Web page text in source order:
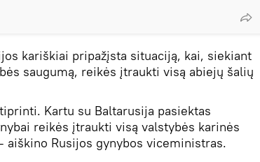
kariškiai pripažįsta situaciją, kai, siekiant
saugumą, reikės įtraukti visą abiejų šalių
Kartu su Baltarusija pasiektas
reikės įtraukti visą valstybės karinės
aiškino Rusijos gynybos viceministras.